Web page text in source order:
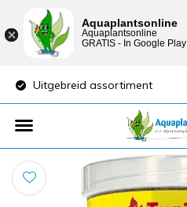
Uitgebreid assortiment
Aquaplantsonline
Aquaplantsonline
GRATIS - In Google Play